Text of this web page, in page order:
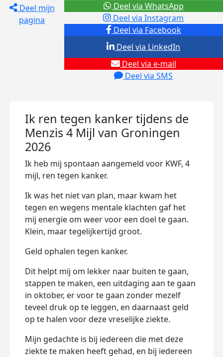
Deel mijn
pagina
Deel via Facebook
Deel via Instagram
Deel via e-mail
Deel via SMS
Deel via LinkedIn
Deel via WhatsApp
Ik ren tegen kanker tijdens de
Menzis 4 Mijl van Groningen
2026
Ik heb mij spontaan aangemeld voor KWF, 4
mijl, ren tegen kanker.
Ik was het niet van plan, maar kwam het
tegen en wegens mentale klachten gaf het
mij energie om weer voor een doel te gaan.
Klein, maar tegelijkertijd groot.
Geld ophalen tegen kanker.
Dit helpt mij om lekker naar buiten te gaan,
stappen te maken, een uitdaging aan te gaan
in oktober, er voor te gaan zonder mezelf
teveel druk op te leggen, en daarnaast geld
op te halen voor deze vreselijke ziekte.
Mijn gedachte is bij iedereen die met deze
ziekte te maken heeft gehad, en bij iedereen